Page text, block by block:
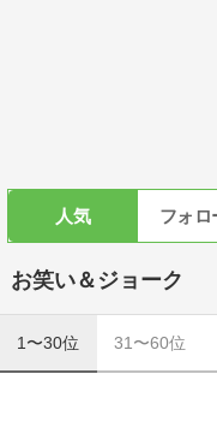
人気 フォロ
お笑い＆ジョーク
1〜30位 31〜60位